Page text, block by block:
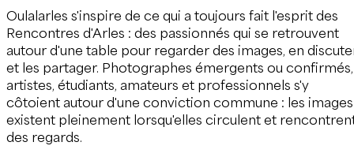
Oulalarles s'inspire de ce qui a toujours fait l'esprit des
Rencontres d'Arles : des passionnés qui se retrouvent
autour d'une table pour regarder des images, en
et les partager. Photographes émergents ou confirmés,
artistes, étudiants, amateurs et professionnels s'y
côtoient autour d'une conviction commune : les images
existent pleinement lorsqu'elles circulent et
des regards.